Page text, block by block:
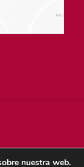
nuestra web.